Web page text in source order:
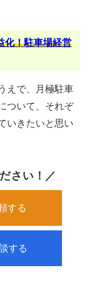
化！駐車場経営
えで、月極駐車
ついて、 それぞ
いきたいと思い
さい！／
する
する